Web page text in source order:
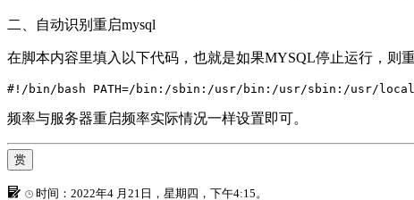
二、自动识别重启mysql
在脚本内容里填入以下代码，也就是如果MYSQL停止运行，则
#!/bin/bash PATH=/bin:/sbin:/usr/bin:/usr/sbin:/usr/
频率与服务器重启频率实际情况一样设置即可。
赏
时间：2022年4 月21日，星期四，下午4:15。